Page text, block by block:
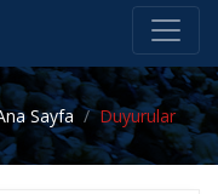
Sayfa Duyurular